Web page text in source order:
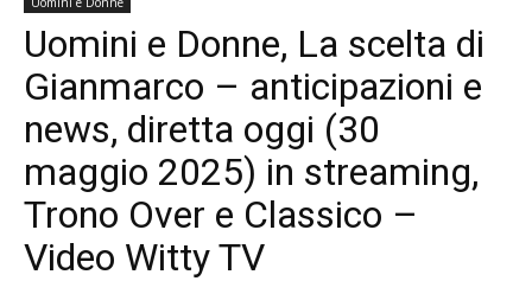
Uomini e Donne, La scelta di
Gianmarco – anticipazioni e
news, diretta oggi (30
maggio 2025) in streaming,
Trono Over e Classico –
Video Witty TV